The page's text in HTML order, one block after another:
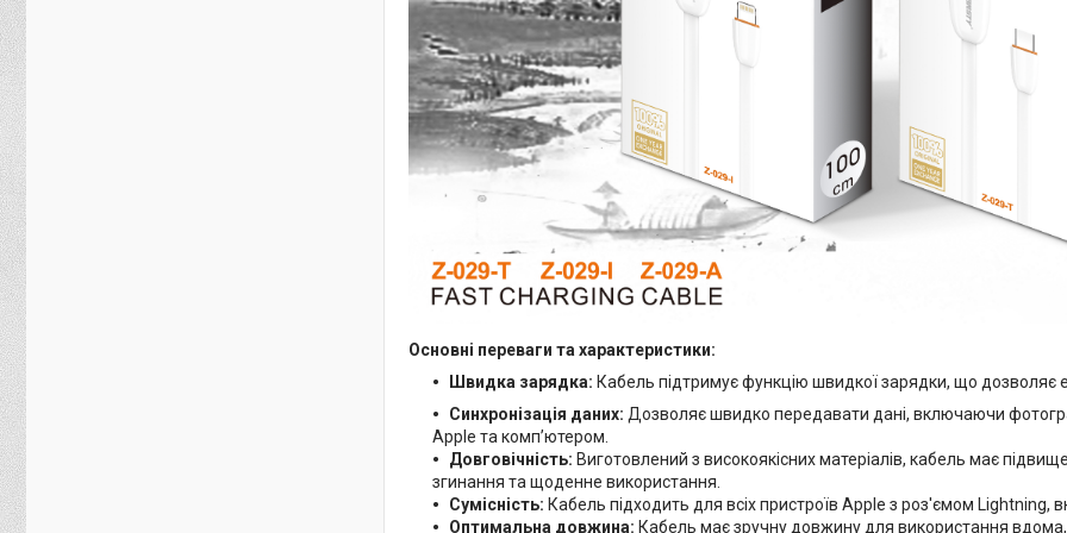
Основні переваги та характеристики:
Швидка зарядка: Кабель підтримує функцію швидкої зарядки, що
Синхронізація даних: Дозволяє швидко передавати дані, включаючи
Apple та комп’ютером.
Довговічність: Виготовлений з високоякісних матеріалів, кабель має
згинання та щоденне використання.
Сумісність: Кабель підходить для всіх пристроїв Apple з роз'ємом Lightning,
Оптимальна довжина: Кабель має зручну довжину для використання вдома,